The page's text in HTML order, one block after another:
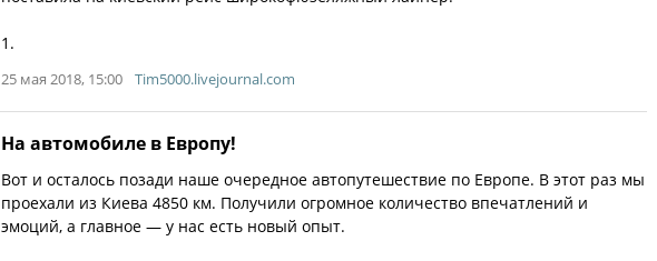
1.
25 мая 2018, 15:00 Tim5000.livejournal.com
На автомобиле в Европу!
Вот и осталось позади наше очередное автопутешествие по Европе. В этот раз мы
проехали из Киева 4850 км. Получили огромное количество впечатлений и
эмоций, а главное — у нас есть новый опыт.